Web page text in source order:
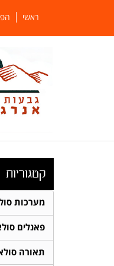
ראשי
קטגוריות
מערכות
פאנלים
תאורה